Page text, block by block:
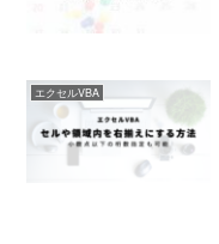
エクセルVBA